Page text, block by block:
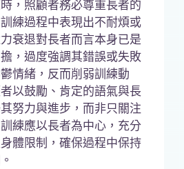
，照顧者務必尊重長者的
練過程中表現出不耐煩或
衰退對長者而言本身已是
，過度強調其錯誤或失敗
情緒，反而削弱訓練動
以鼓勵、肯定的語氣與長
努力與進步，而非只關注
練應以長者為中心，充分
體限制，確保過程中保持